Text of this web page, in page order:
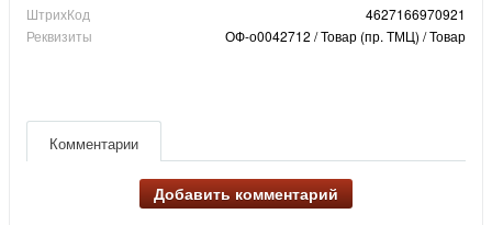
ШтрихКод
4627166970921
Реквизиты
ОФ-о0042712 / Товар (пр. ТМЦ) / Товар
Комментарии
Добавить комментарий